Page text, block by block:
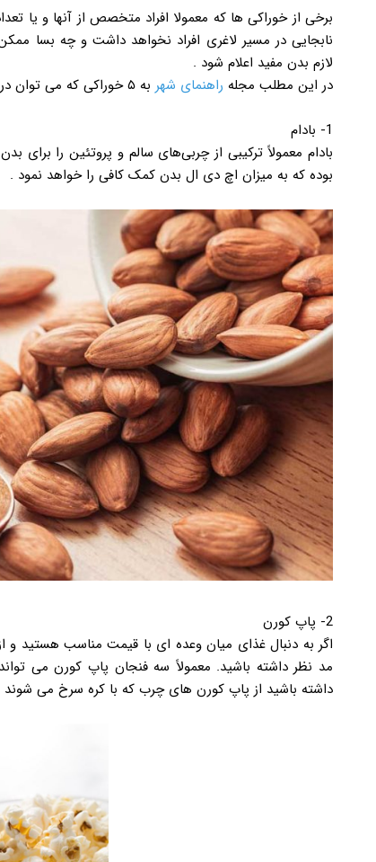
برخی از خوراکی ها که معمولا افراد متخصص از آنها و یا
نابجایی در مسیر لاغری افراد نخواهد داشت و چه بسا
لازم بدن مفید اعلام شود .
در این مطلب مجله راهنمای شهر به ۵ خوراکی که می توان در این قالب از آنها بهره برد اشاره خواهیم نمود .
1- بادام
بادام معمولاً ترکیبی از چربی‌های سالم و پروتئین را برای
بوده که به میزان اچ دی ال بدن کمک کافی را خواهد نمود .
2- پاپ کورن
اگر به دنبال غذای میان وعده ای با قیمت مناسب هستید و
مد نظر داشته باشید. معمولاً سه فنجان پاپ کورن می
داشته باشید از پاپ کورن های چرب که با کره سرخ می شوند